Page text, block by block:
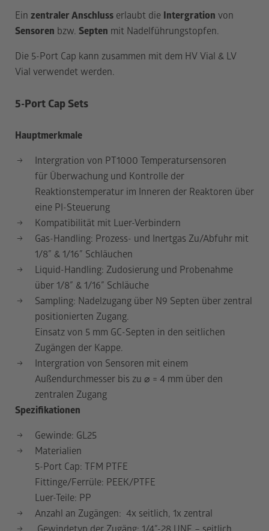
Ein zentraler Anschluss erlaubt die Intergration von
Sensoren bzw. Septen mit Nadelführungstopfen.
Die 5-Port Cap kann zusammen mit dem HV Vial & LV
Vial verwendet werden.
5-Port Cap Sets
Hauptmerkmale
Intergration von PT1000 Temperatursensoren
für Überwachung und Kontrolle der
Reaktionstemperatur im Inneren der Reaktoren über
eine PI-Steuerung
Kompatibilität mit Luer-Verbindern
Gas-Handling: Prozess- und Inertgas Zu/Abfuhr mit
1/8″ & 1/16″ Schläuchen
Liquid-Handling: Zudosierung und Probenahme
über 1/8″ & 1/16″ Schläuche
Sampling: Nadelzugang über N9 Septen über zentral
positionierten Zugang.
Einsatz von 5 mm GC-Septen in den seitlichen
Zugängen der Kappe.
Intergration von Sensoren mit einem
Außendurchmesser bis zu ⌀ = 4 mm über den
zentralen Zugang
Spezifikationen
Gewinde: GL25
Materialien
5-Port Cap: TFM PTFE
Fittinge/Ferrüle: PEEK/PTFE
Luer-Teile: PP
Anzahl an Zugängen: 4x seitlich, 1x zentral